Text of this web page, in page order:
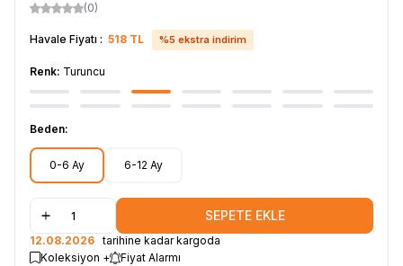
(0)
Havale Fiyatı : 518 TL %5 ekstra indirim
Renk: Turuncu
Beden:
0-6 Ay 6-12 Ay
SEPETE EKLE
12.08.2026 tarihine kadar kargoda
Koleksiyon +
Fiyat Alarmı